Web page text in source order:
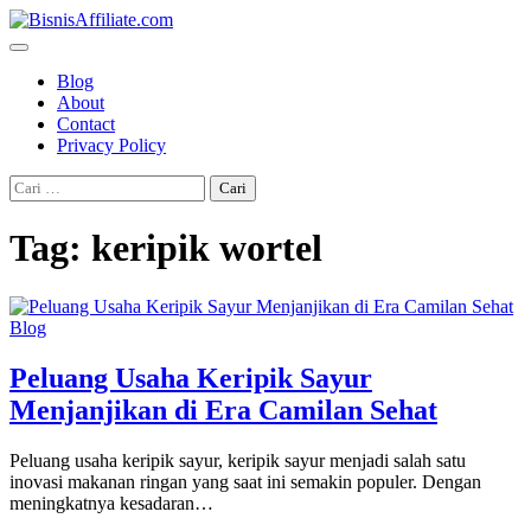
Skip
to
Blog
About
Contact
Privacy Policy
Cari
untuk:
Tag: keripik wortel
Blog
Peluang Usaha Keripik Sayur
Menjanjikan di Era Camilan Sehat
Peluang usaha keripik sayur, keripik sayur menjadi salah satu
inovasi makanan ringan yang saat ini semakin populer. Dengan
meningkatnya kesadaran…